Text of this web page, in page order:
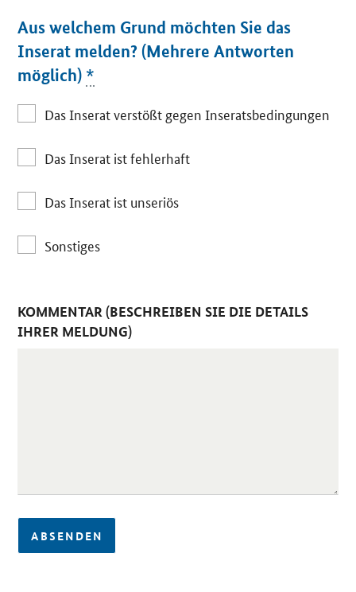
Aus welchem Grund möchten Sie das
Inserat melden? (Mehrere Antworten
möglich) *
Das Inserat verstößt gegen Inseratsbedingungen
Das Inserat ist fehlerhaft
Das Inserat ist unseriös
Sonstiges
KOMMENTAR (BESCHREIBEN SIE DIE DETAILS
IHRER MELDUNG)
ABSENDEN